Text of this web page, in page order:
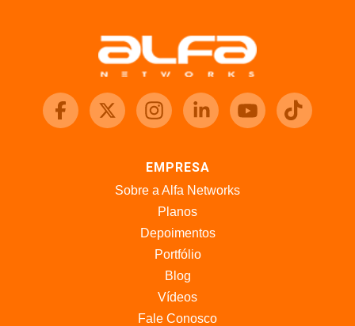
EMPRESA
Sobre a Alfa Networks
Planos
Depoimentos
Portfólio
Blog
Vídeos
Fale Conosco